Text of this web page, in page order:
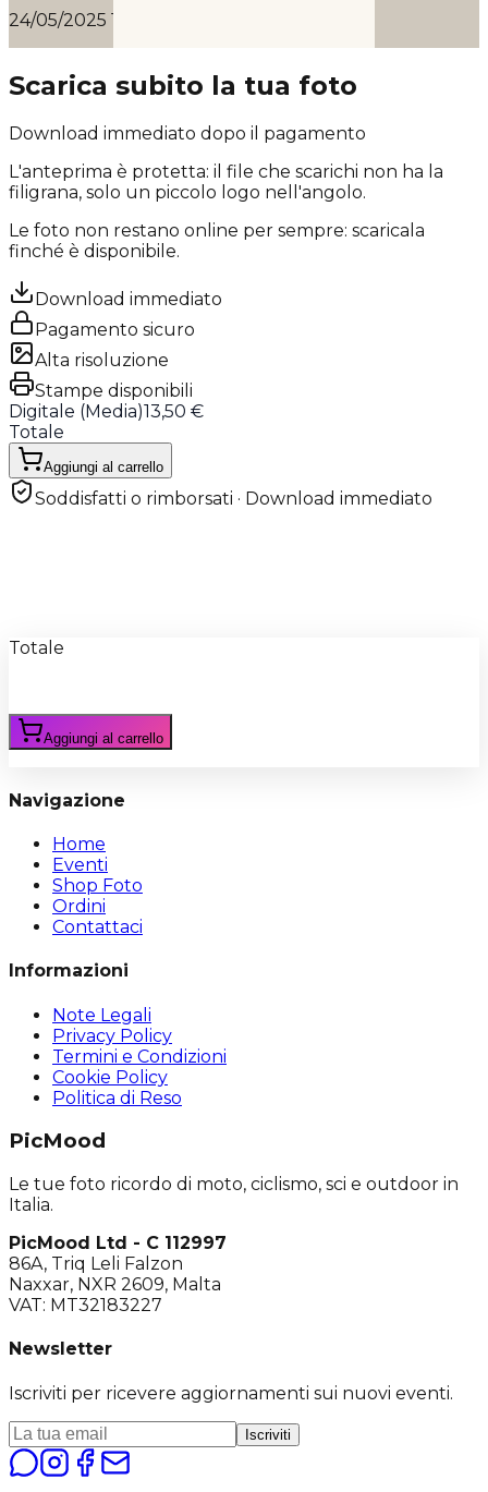
24/05/2025 15:55
Scarica subito la tua foto
Download immediato dopo il pagamento
L'anteprima è protetta: il file che scarichi non ha la
filigrana, solo un piccolo logo nell'angolo.
Le foto non restano online per sempre: scaricala
finché è disponibile.
Download immediato
Pagamento sicuro
Alta risoluzione
Stampe disponibili
Digitale (Media)13,50 €
Totale
Aggiungi al carrello
Soddisfatti o rimborsati · Download immediato
Totale
Aggiungi al carrello
Navigazione
Home
Eventi
Shop Foto
Ordini
Contattaci
Informazioni
Note Legali
Privacy Policy
Termini e Condizioni
Cookie Policy
Politica di Reso
PicMood
Le tue foto ricordo di moto, ciclismo, sci e outdoor in
Italia.
PicMood Ltd - C 112997
86A, Triq Leli Falzon
Naxxar, NXR 2609, Malta
VAT: MT32183227
Newsletter
Iscriviti per ricevere aggiornamenti sui nuovi eventi.
Iscriviti